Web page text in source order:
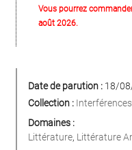
Vous pourrez
août 2026.
Date de parution : 18/
Collection : Interférences
Domaines :
Littérature, Littérature